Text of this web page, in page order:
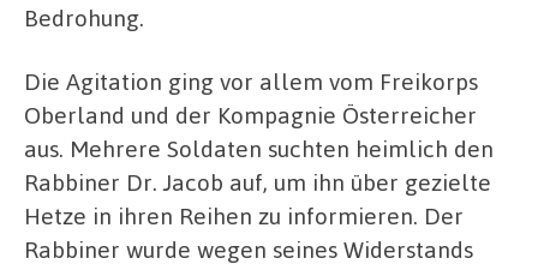
Bedrohung.
Die Agitation ging vor allem vom Freikorps
Oberland und der Kompagnie Österreicher
aus. Mehrere Soldaten suchten heimlich den
Rabbiner Dr. Jacob auf, um ihn über gezielte
Hetze in ihren Reihen zu informieren. Der
Rabbiner wurde wegen seines Widerstands